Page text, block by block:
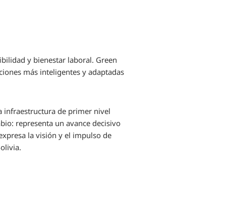
y bienestar laboral. Green
más inteligentes y adaptadas
infraestructura de primer nivel
representa un avance decisivo
la visión y el impulso de